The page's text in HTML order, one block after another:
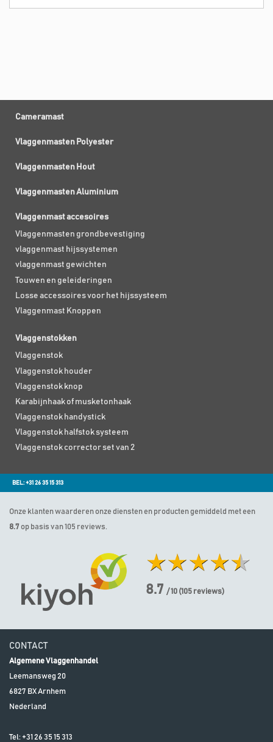
Cameramast
Vlaggenmasten Polyester
Vlaggenmasten Hout
Vlaggenmasten Aluminium
Vlaggenmast accesoires
Vlaggenmasten grondbevestiging
vlaggenmast hijssystemen
vlaggenmast gewichten
Touwen en geleideringen
Losse accessoires voor het hijssysteem
Vlaggenmast Knoppen
Vlaggenstokken
Vlaggenstok
Vlaggenstok houder
Vlaggenstok knop
Karabijnhaak of musketonhaak
Vlaggenstok handystick
Vlaggenstok halfstok systeem
Vlaggenstok corrector set van 2
BEL: +31 26 35 15 313
Onze klanten waarderen onze diensten en producten gemiddeld met een
8.7 op basis van 105 reviews.
8.7 / 10 (105 reviews)
CONTACT
Algemene Vlaggenhandel
Leemansweg 20
6827 BXArnhem
Nederland
Tel: +31 26 35 15 313